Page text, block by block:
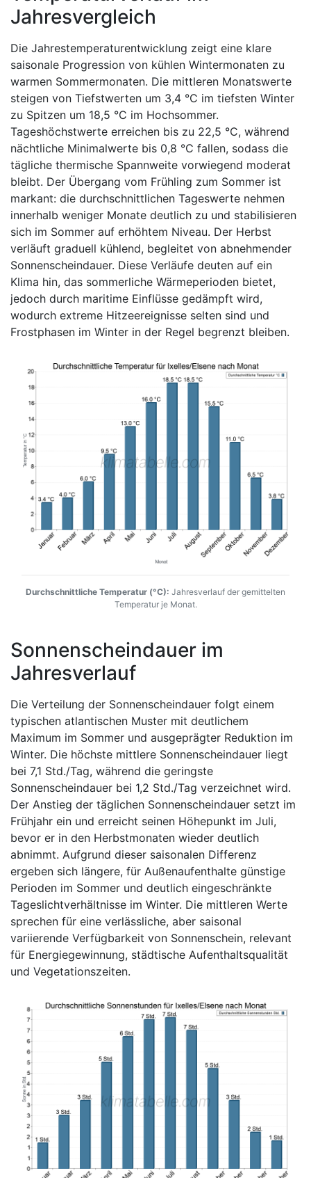
Jahresvergleich
Die Jahrestemperaturentwicklung zeigt eine klare
saisonale Progression von kühlen Wintermonaten zu
warmen Sommermonaten. Die mittleren Monatswerte
steigen von Tiefstwerten um 3,4 °C im tiefsten Winter
zu Spitzen um 18,5 °C im Hochsommer.
Tageshöchstwerte erreichen bis zu 22,5 °C, während
nächtliche Minimalwerte bis 0,8 °C fallen, sodass die
tägliche thermische Spannweite vorwiegend moderat
bleibt. Der Übergang vom Frühling zum Sommer ist
markant: die durchschnittlichen Tageswerte nehmen
innerhalb weniger Monate deutlich zu und stabilisieren
sich im Sommer auf erhöhtem Niveau. Der Herbst
verläuft graduell kühlend, begleitet von abnehmender
Sonnenscheindauer. Diese Verläufe deuten auf ein
Klima hin, das sommerliche Wärmeperioden bietet,
jedoch durch maritime Einflüsse gedämpft wird,
wodurch extreme Hitzeereignisse selten sind und
Frostphasen im Winter in der Regel begrenzt bleiben.
Durchschnittliche Temperatur (°C): Jahresverlauf der gemittelten
Temperatur je Monat.
Sonnenscheindauer im
Jahresverlauf
Die Verteilung der Sonnenscheindauer folgt einem
typischen atlantischen Muster mit deutlichem
Maximum im Sommer und ausgeprägter Reduktion im
Winter. Die höchste mittlere Sonnenscheindauer liegt
bei 7,1 Std./Tag, während die geringste
Sonnenscheindauer bei 1,2 Std./Tag verzeichnet wird.
Der Anstieg der täglichen Sonnenscheindauer setzt im
Frühjahr ein und erreicht seinen Höhepunkt im Juli,
bevor er in den Herbstmonaten wieder deutlich
abnimmt. Aufgrund dieser saisonalen Differenz
ergeben sich längere, für Außenaufenthalte günstige
Perioden im Sommer und deutlich eingeschränkte
Tageslichtverhältnisse im Winter. Die mittleren Werte
sprechen für eine verlässliche, aber saisonal
variierende Verfügbarkeit von Sonnenschein, relevant
für Energiegewinnung, städtische Aufenthaltsqualität
und Vegetationszeiten.